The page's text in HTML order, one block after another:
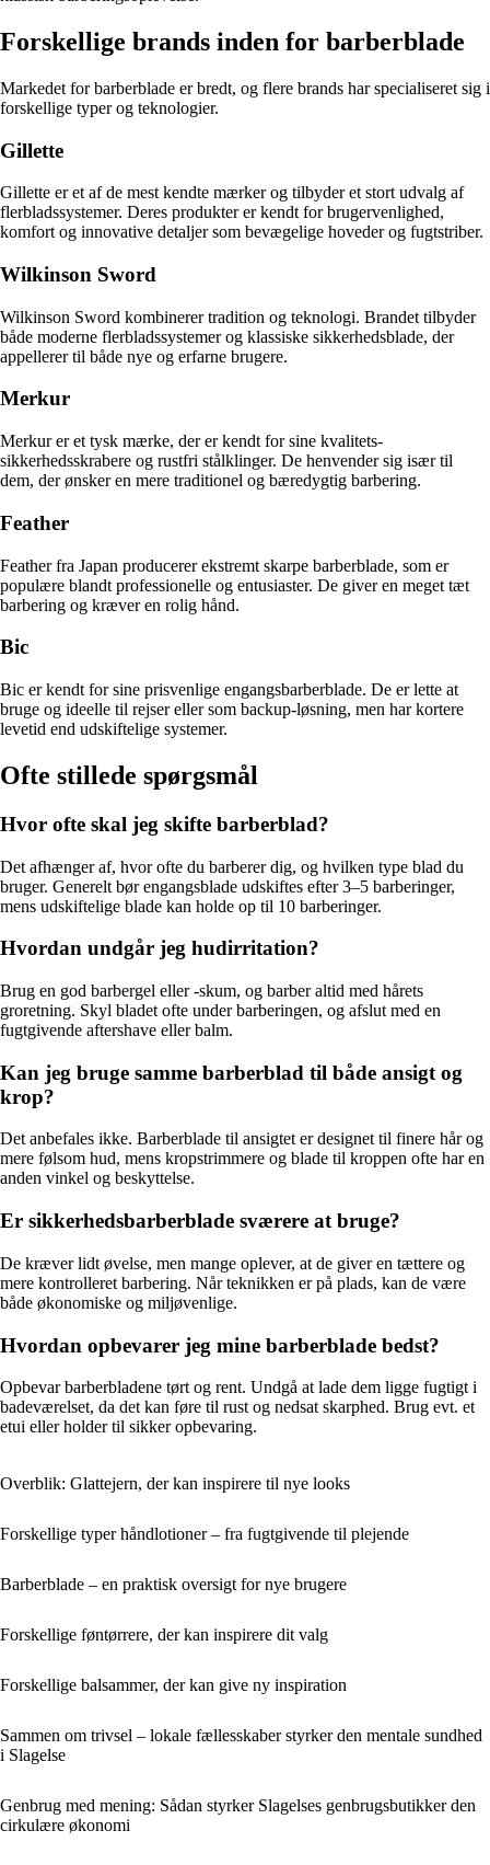
Forskellige brands inden for barberblade
Markedet for barberblade er bredt, og flere brands har specialiseret sig i
forskellige typer og teknologier.
Gillette
Gillette er et af de mest kendte mærker og tilbyder et stort udvalg af
flerbladssystemer. Deres produkter er kendt for brugervenlighed,
komfort og innovative detaljer som bevægelige hoveder og fugtstriber.
Wilkinson Sword
Wilkinson Sword kombinerer tradition og teknologi. Brandet tilbyder
både moderne flerbladssystemer og klassiske sikkerhedsblade, der
appellerer til både nye og erfarne brugere.
Merkur
Merkur er et tysk mærke, der er kendt for sine kvalitets-
sikkerhedsskrabere og rustfri stålklinger. De henvender sig især til
dem, der ønsker en mere traditionel og bæredygtig barbering.
Feather
Feather fra Japan producerer ekstremt skarpe barberblade, som er
populære blandt professionelle og entusiaster. De giver en meget tæt
barbering og kræver en rolig hånd.
Bic
Bic er kendt for sine prisvenlige engangsbarberblade. De er lette at
bruge og ideelle til rejser eller som backup-løsning, men har kortere
levetid end udskiftelige systemer.
Ofte stillede spørgsmål
Hvor ofte skal jeg skifte barberblad?
Det afhænger af, hvor ofte du barberer dig, og hvilken type blad du
bruger. Generelt bør engangsblade udskiftes efter 3–5 barberinger,
mens udskiftelige blade kan holde op til 10 barberinger.
Hvordan undgår jeg hudirritation?
Brug en god barbergel eller -skum, og barber altid med hårets
groretning. Skyl bladet ofte under barberingen, og afslut med en
fugtgivende aftershave eller balm.
Kan jeg bruge samme barberblad til både ansigt og
krop?
Det anbefales ikke. Barberblade til ansigtet er designet til finere hår og
mere følsom hud, mens kropstrimmere og blade til kroppen ofte har en
anden vinkel og beskyttelse.
Er sikkerhedsbarberblade sværere at bruge?
De kræver lidt øvelse, men mange oplever, at de giver en tættere og
mere kontrolleret barbering. Når teknikken er på plads, kan de være
både økonomiske og miljøvenlige.
Hvordan opbevarer jeg mine barberblade bedst?
Opbevar barberbladene tørt og rent. Undgå at lade dem ligge fugtigt i
badeværelset, da det kan føre til rust og nedsat skarphed. Brug evt. et
etui eller holder til sikker opbevaring.
Overblik: Glattejern, der kan inspirere til nye looks
Forskellige typer håndlotioner – fra fugtgivende til plejende
Barberblade – en praktisk oversigt for nye brugere
Forskellige føntørrere, der kan inspirere dit valg
Forskellige balsammer, der kan give ny inspiration
Sammen om trivsel – lokale fællesskaber styrker den mentale sundhed
i Slagelse
Genbrug med mening: Sådan styrker Slagelses genbrugsbutikker den
cirkulære økonomi